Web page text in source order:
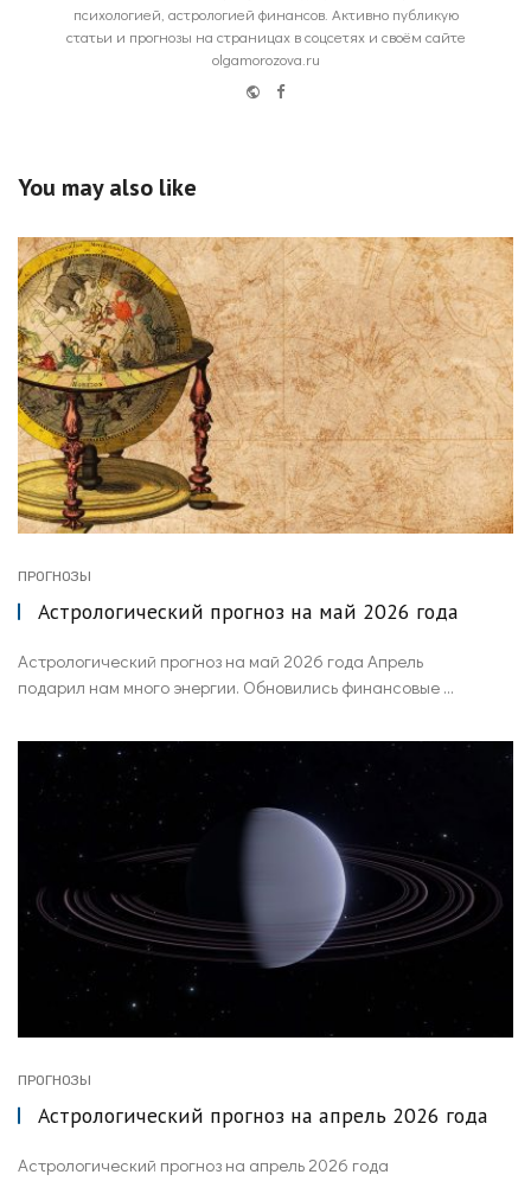
психологией, астрологией финансов. Активно публикую
статьи и прогнозы на страницах в соцсетях и своём сайте
olgamorozova.ru
WebsiteFacebook
You may also like
ПРОГНОЗЫ
Астрологический прогноз на май 2026 года
Астрологический прогноз на май 2026 года Апрель
подарил нам много энергии. Обновились финансовые ...
ПРОГНОЗЫ
Астрологический прогноз на апрель 2026 года
Астрологический прогноз на апрель 2026 года